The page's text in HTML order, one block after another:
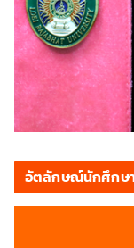
อัตลักษณ์นักศึกษ